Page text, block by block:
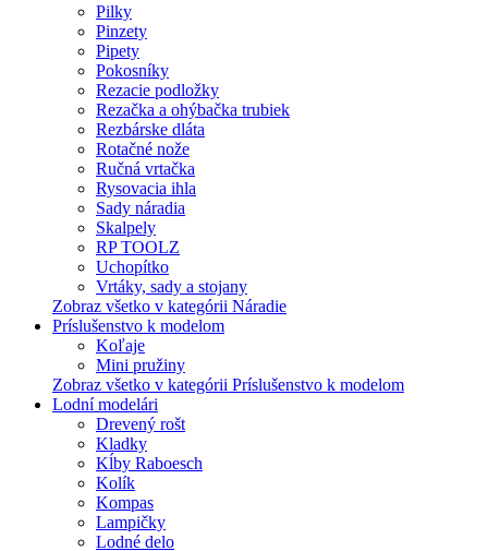
Pilky
Pinzety
Pipety
Pokosníky
Rezacie podložky
Rezačka a ohýbačka trubiek
Rezbárske dláta
Rotačné nože
Ručná vrtačka
Rysovacia ihla
Sady náradia
Skalpely
RP TOOLZ
Uchopítko
Vrtáky, sady a stojany
Zobraz všetko v kategórii Náradie
Príslušenstvo k modelom
Koľaje
Mini pružiny
Zobraz všetko v kategórii Príslušenstvo k modelom
Lodní modelári
Drevený rošt
Kladky
Kĺby Raboesch
Kolík
Kompas
Lampičky
Lodné delo